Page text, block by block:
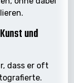
und
dass er oft